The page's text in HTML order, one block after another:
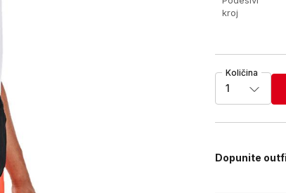
kroj
Količina
1
Dopunite